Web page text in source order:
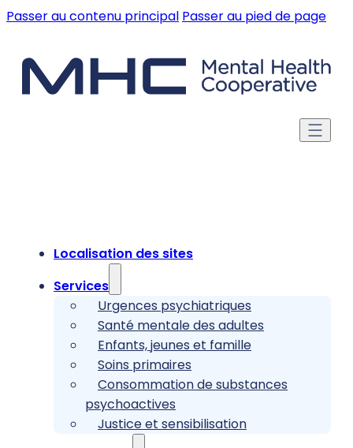
Passer au contenu principal Passer au pied de page
Localisation des sites
Services
Urgences psychiatriques
Santé mentale des adultes
Enfants, jeunes et famille
Soins primaires
Consommation de substances
psychoactives
Justice et sensibilisation